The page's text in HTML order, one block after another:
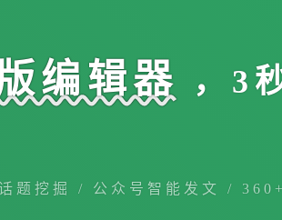
编辑器 ，3
题挖掘 / 公众号智能发文 /